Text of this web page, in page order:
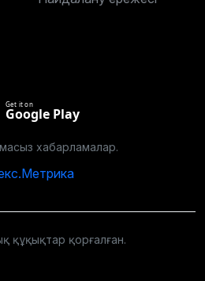
Get it on
Google Play
хабарламалар.
құқықтар қорғалған.